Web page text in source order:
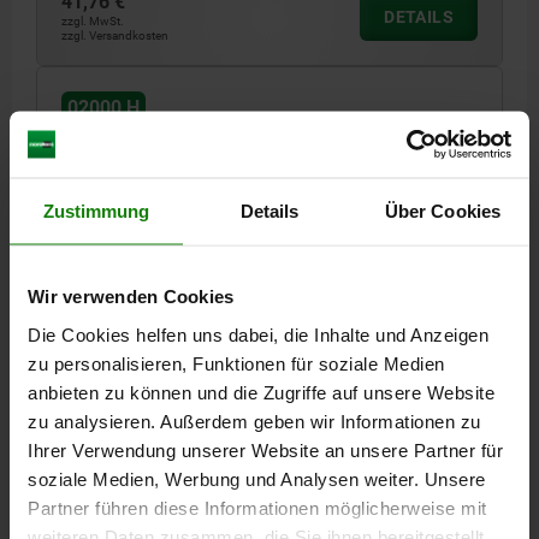
Zustimmung Details Über Cookies
Wir verwenden Cookies
Die Cookies helfen uns dabei, die Inhalte und Anzeigen
zu personalisieren, Funktionen für soziale Medien
anbieten zu können und die Zugriffe auf unsere Website
zu analysieren. Außerdem geben wir Informationen zu
Ihrer Verwendung unserer Website an unsere Partner für
soziale Medien, Werbung und Analysen weiter. Unsere
Partner führen diese Informationen möglicherweise mit
zzgl. MwSt.
zzgl. Versandkosten
DETAILS
02000 H
PENDELAUFLAGE M05 D1=28, FORM:H
VERGÜTUNGSSTAHL, KOMP:WÄLZLAGERSTAHL
AUSSENDURCHMESSER=28
KUGEL-Ø=25
AUFNAHME- BOHRUNG=Ø 28 H7X13 MIN.
BELASTBARKEIT MAX. KN (NUR BEI STATISCHER BELASTUNG)=90*
Bestellnummer:02000-505